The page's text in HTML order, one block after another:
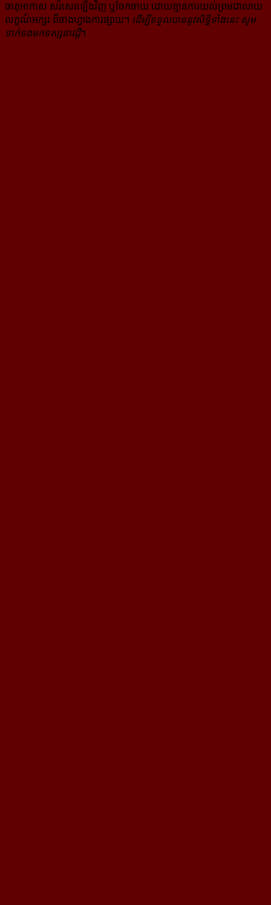
ធាតុអាកាស សរសេរ​ឡើង​វិញ ឬ​ចែក​ចាយ​ ដោយ​គ្មាន​ការ​យល់ព្រមជា​លាយ​
លក្ខណ៍​អក្សរ​ ពី​ចាងហ្វាង​ការ​ផ្សាយ​។ ដើម្បី​ទទួល​បាននូវសិទ្ធិ​ទាំងនេះ សូម​
ទាក់​ទង​មក​ទស្សនាវដ្ដី។